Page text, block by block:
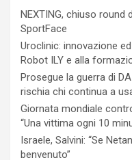
NEXTING, chiuso round
SportFace
Uroclinic: innovazione
Robot ILY e alla
Prosegue la guerra di
rischia chi continua a
Giornata mondiale
“Una vittima ogni 10
Israele, Salvini: “Se
benvenuto”